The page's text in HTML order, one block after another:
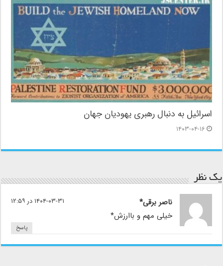
اسرائیل به دنبال رهبری یهودیان جهان
۱۴۰۳-۰۴-۱۶
یک نظر
ناصر برقی* ۱۴۰۴-۰۳-۳۱ در ۱۲:۵۹
خیلی مهم و باارزش*
پاسخ